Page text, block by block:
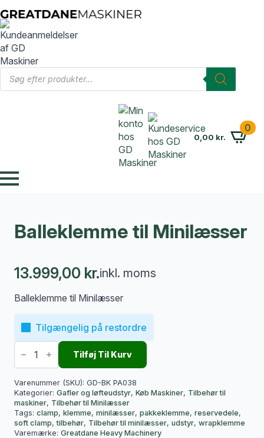
Products
search
0,00 kr.
0
Balleklemme til Minilæsser
13.999,00 kr.inkl. moms
Balleklemme til Minilæsser
Tilgængelig på restordre
Balleklemme
Minilæsser
Tilføj Til Kurv
Varenummer (SKU): GD-BK PA038
Kategorier: Gafler og løfteudstyr, Køb Maskiner, Tilbehør til
maskiner, Tilbehør til Minilæsser
Tags: clamp, klemme, minilæsser, pakkeklemme, reservedele,
soft clamp,tilbehør, Tilbehør til minilæsser, udstyr, wrapklemme
Varemærke: Greatdane Heavy Machinery